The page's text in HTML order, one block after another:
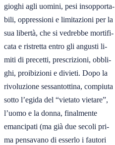
gioghi agli uomini, pesi insopporta-
bili, oppressioni e limitazioni per la
sua libertà, che si vedrebbe mortifi-
cata e ristretta entro gli angusti li-
miti di precetti, prescrizioni, obbli-
ghi, proibizioni e divieti. Dopo la
rivoluzione sessantottina, compiuta
sotto l’egida del “vietato vietare”,
l’uomo e la donna, finalmente
emancipati (ma già due secoli pri-
ma pensavano di esserlo i fautori